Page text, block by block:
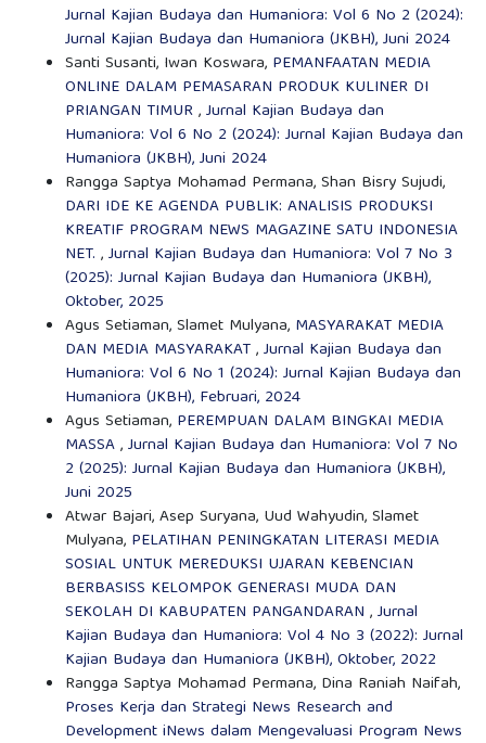
Jurnal Kajian Budaya dan Humaniora: Vol 6 No 2 (2024):
Jurnal Kajian Budaya dan Humaniora (JKBH), Juni 2024
Santi Susanti, Iwan Koswara, PEMANFAATAN MEDIA
ONLINE DALAM PEMASARAN PRODUK KULINER DI
PRIANGAN TIMUR,Jurnal Kajian Budaya dan
Humaniora: Vol 6 No 2 (2024): Jurnal Kajian Budaya dan
Humaniora (JKBH), Juni 2024
Rangga Saptya Mohamad Permana, Shan Bisry Sujudi,
DARI IDE KE AGENDA PUBLIK: ANALISIS PRODUKSI
KREATIF PROGRAM NEWS MAGAZINE SATU INDONESIA
NET. ,Jurnal Kajian Budaya dan Humaniora: Vol 7 No 3
(2025): Jurnal Kajian Budaya dan Humaniora (JKBH),
Oktober, 2025
Agus Setiaman, Slamet Mulyana, MASYARAKAT MEDIA
DAN MEDIA MASYARAKAT,Jurnal Kajian Budaya dan
Humaniora: Vol 6 No 1 (2024): Jurnal Kajian Budaya dan
Humaniora (JKBH), Februari, 2024
Agus Setiaman, PEREMPUAN DALAM BINGKAI MEDIA
MASSA,Jurnal Kajian Budaya dan Humaniora: Vol 7 No
2 (2025): Jurnal Kajian Budaya dan Humaniora (JKBH),
Juni 2025
Atwar Bajari, Asep Suryana, Uud Wahyudin, Slamet
Mulyana, PELATIHAN PENINGKATAN LITERASI MEDIA
SOSIAL UNTUK MEREDUKSI UJARAN KEBENCIAN
BERBASISS KELOMPOK GENERASI MUDA DAN
SEKOLAH DI KABUPATEN PANGANDARAN ,Jurnal
Kajian Budaya dan Humaniora: Vol 4 No 3 (2022): Jurnal
Kajian Budaya dan Humaniora (JKBH), Oktober, 2022
Rangga Saptya Mohamad Permana, Dina Raniah Naifah,
Proses Kerja dan Strategi News Research and
Development iNews dalam Mengevaluasi Program News